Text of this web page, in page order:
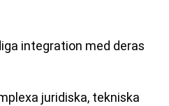
integration med deras
juridiska, tekniska